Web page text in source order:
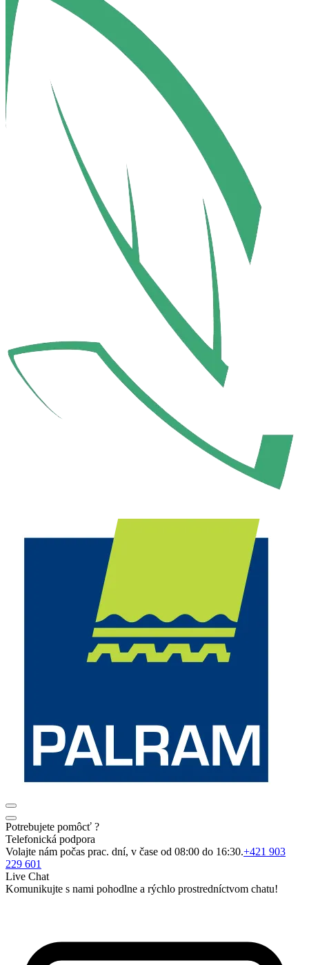
Potrebujete pomôcť ?
Telefonická podpora
Volajte nám počas prac. dní, v čase od 08:00 do 16:30.+421 903
229 601
Live Chat
Komunikujte s nami pohodlne a rýchlo prostredníctvom chatu!